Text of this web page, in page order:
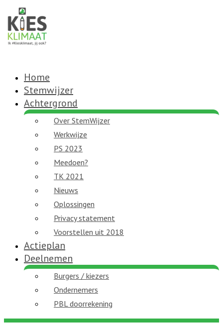
Home
Stemwijzer
Achtergrond
Over StemWijzer
Werkwijze
PS 2023
Meedoen?
TK 2021
Nieuws
Oplossingen
Privacy statement
Voorstellen uit 2018
Actieplan
Deelnemen
Burgers / kiezers
Ondernemers
PBL doorrekening